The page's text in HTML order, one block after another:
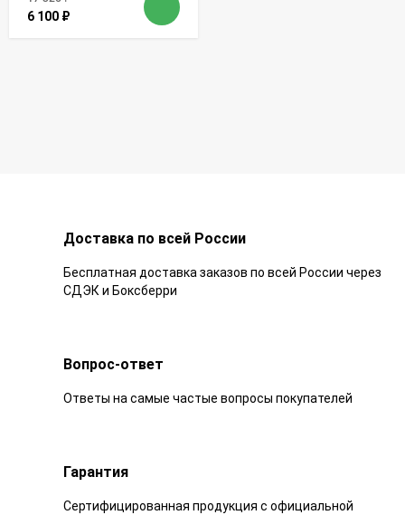
6 100 ₽
Доставка по всей России
Бесплатная доставка заказов по всей России через
СДЭК и Боксберри
Вопрос-ответ
Ответы на самые частые вопросы покупателей
Гарантия
Сертифицированная продукция с официальной